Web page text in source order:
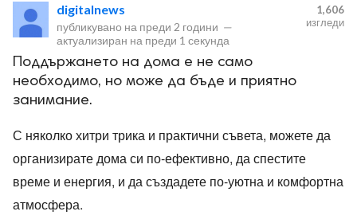
digitalnews
публикувано на преди 2 години —
актуализиран на преди 1 секунда
1,606
изгледи
Поддържането на дома е не само
необходимо, но може да бъде и приятно
занимание.
С няколко хитри трика и практични съвета, можете да
организирате дома си по-ефективно, да спестите
време и енергия, и да създадете по-уютна и комфортна
атмосфера.